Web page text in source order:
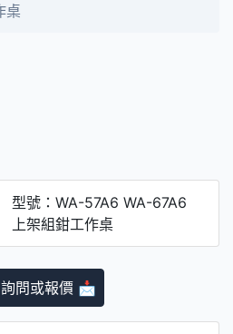
桌
型號：WA-57A6 WA-67A6
上架組鉗工作桌
詢問或報價 📩